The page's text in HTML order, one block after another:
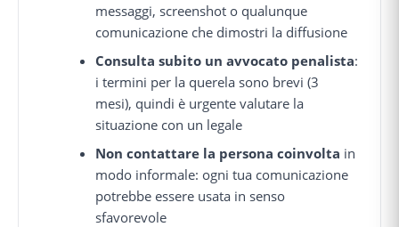
messaggi, screenshot o qualunque
comunicazione che dimostri la diffusione
Consulta subito un avvocato penalista:
i termini per la querela sono brevi (3
mesi), quindi è urgente valutare la
situazione con un legale
Non contattare la persona coinvolta in
modo informale: ogni tua comunicazione
potrebbe essere usata in senso
sfavorevole